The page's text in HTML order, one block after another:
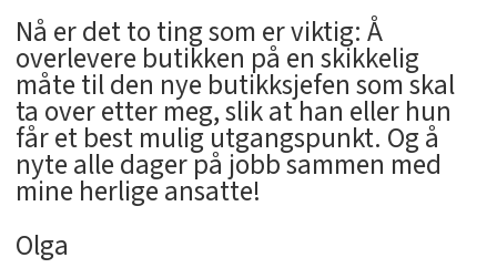
Nå er det to ting som er viktig: Å
overlevere butikken på en skikkelig
måte til den nye butikksjefen som skal
ta over etter meg, slik at han eller hun
får et best mulig utgangspunkt. Og å
nyte alle dager på jobb sammen med
mine herlige ansatte!
Olga